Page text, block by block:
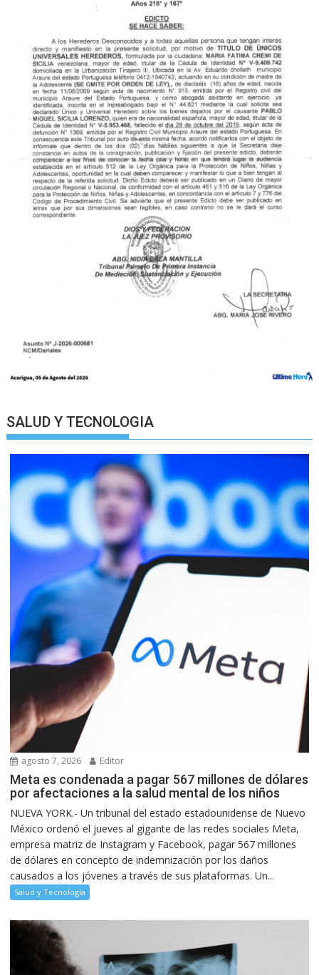
SALUD Y TECNOLOGIA
agosto 7, 2026 Editor
Meta es condenada a pagar 567 millones de dólares
por afectaciones a la salud mental de los niños
NUEVA YORK.- Un tribunal del estado estadounidense de Nuevo
México ordenó el jueves al gigante de las redes sociales Meta,
empresa matriz de Instagram y Facebook, pagar 567 millones
de dólares en concepto de indemnización por los daños
causados a los jóvenes a través de sus plataformas. Un...
Salud y Tecnología